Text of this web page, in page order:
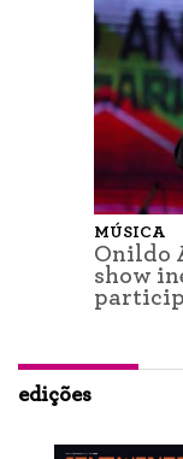
MÚSICA
Onildo
show
edições